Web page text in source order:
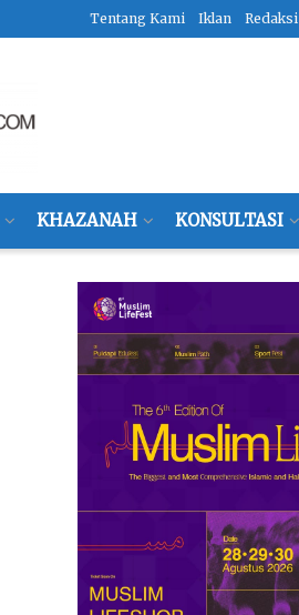
Tentang Kami Iklan Redaksi
KHAZANAH KONSULTASI